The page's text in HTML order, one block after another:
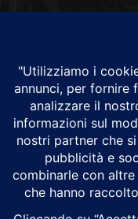
Alground Geopolitica
Da una idea di
Alground fa parte del